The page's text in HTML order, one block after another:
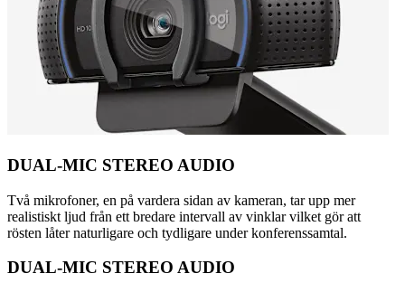
DUAL-MIC STEREO AUDIO
Två mikrofoner, en på vardera sidan av kameran, tar upp mer
realistiskt ljud från ett bredare intervall av vinklar vilket gör att
rösten låter naturligare och tydligare under konferenssamtal.
DUAL-MIC STEREO AUDIO